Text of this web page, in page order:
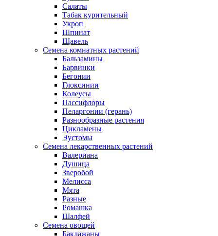
Салаты
Табак курительный
Укроп
Шпинат
Щавель
Семена комнатных растений
Бальзамины
Барвинки
Бегонии
Глоксинии
Колеусы
Пассифлоры
Пеларгонии (герань)
Разнообразные растения
Цикламены
Эустомы
Семена лекарственных растений
Валериана
Душица
Зверобой
Мелисса
Мята
Разные
Ромашка
Шалфей
Семена овощей
Баклажаны